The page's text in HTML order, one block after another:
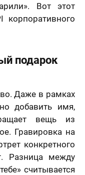
Вот этот
подарок
Даже в рамках
добавить имя,
вещь из
Гравировка на
конкретного
Разница между
считывается